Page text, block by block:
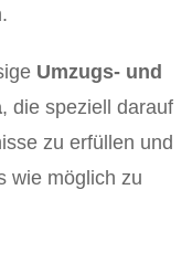
Umzugs- und
, die speziell darauf
zu erfüllen und
wie möglich zu